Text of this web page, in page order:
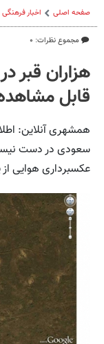
صفحه اصلی اخبار فرهنگی
مجموع نظرات: ۰
هزاران قبر
قابل
همشهری آنلاین:
سعودی در دست
عکسبرداری هوایی